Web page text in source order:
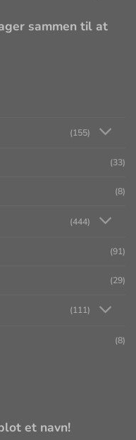
sammen til at
(155)
(33)
(8)
(444)
(91)
(29)
(111)
(8)
et navn!